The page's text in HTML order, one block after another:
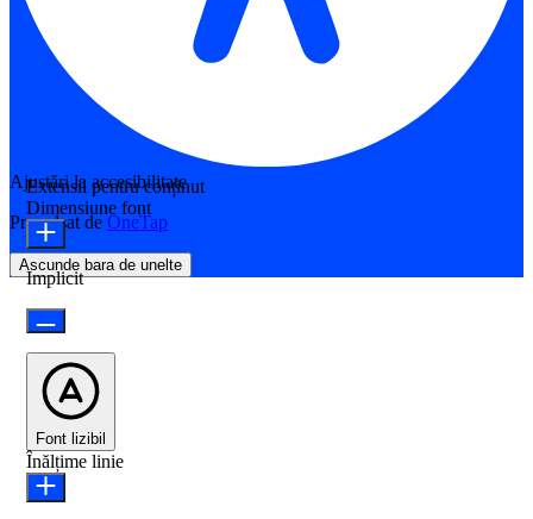
Ajustări la accesibilitate
Propulsat de OneTap
Ascunde bara de unelte
Extensii pentru conținut
Dimensiune font
Implicit
Font lizibil
Înălțime linie